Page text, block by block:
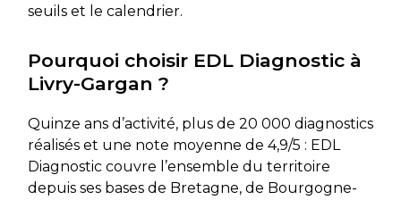
seuils et le calendrier.
Pourquoi choisir EDL Diagnostic à
Livry-Gargan ?
Quinze ans d’activité, plus de 20 000 diagnostics
réalisés et une note moyenne de 4,9/5 : EDL
Diagnostic couvre l’ensemble du territoire
depuis ses bases de Bretagne, de Bourgogne-